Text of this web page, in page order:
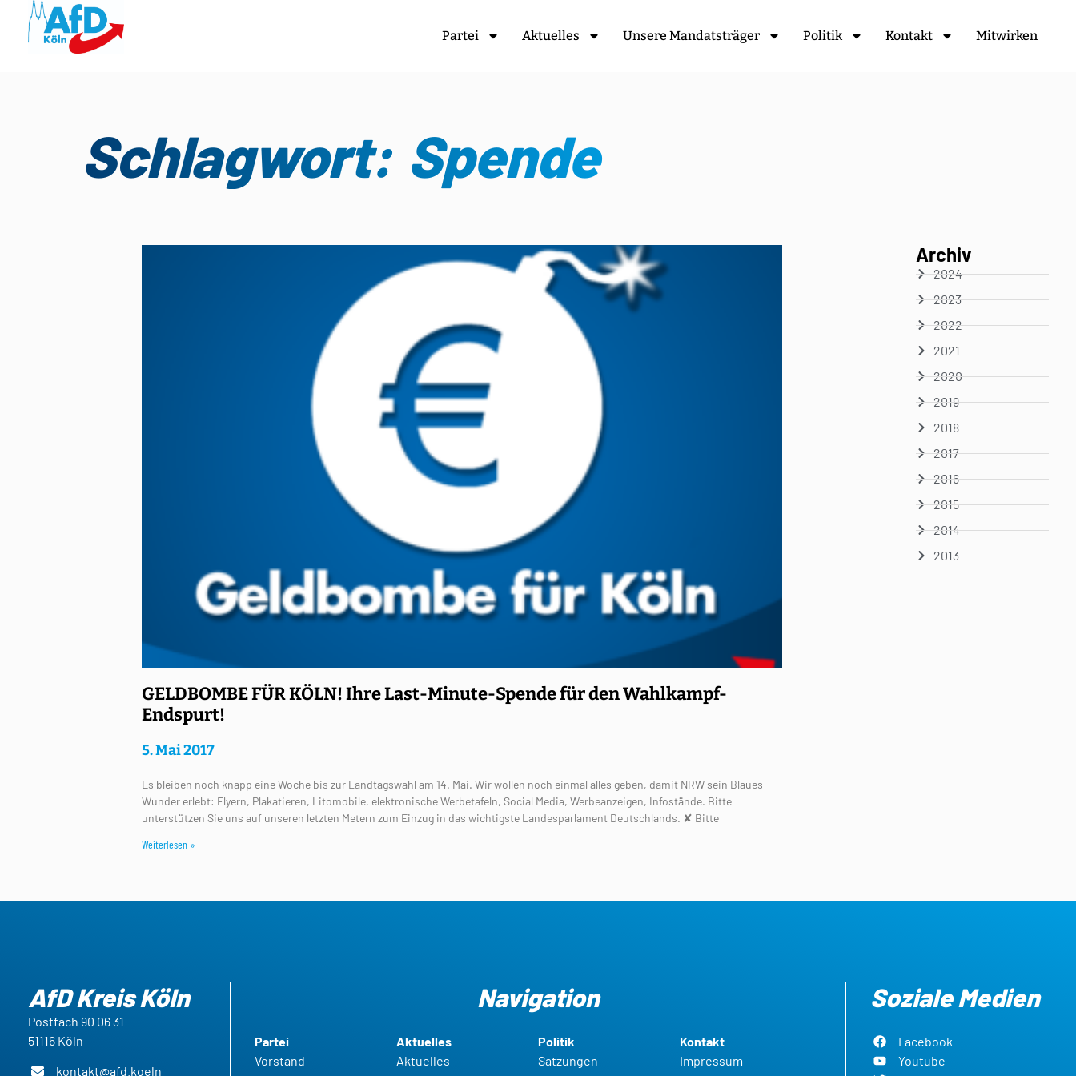
Partei Aktuelles Unsere Mandatsträger Politik Kontakt Mitwirken
Schlagwort: Spende
GELDBOMBE FÜR KÖLN! Ihre Last-Minute-Spende für den Wahlkampf-
Endspurt!
5. Mai 2017
Es bleiben noch knapp eine Woche bis zur Landtagswahl am 14. Mai. Wir wollen noch einmal alles geben, damit NRW sein Blaues
Wunder erlebt: Flyern, Plakatieren, Litomobile, elektronische Werbetafeln, Social Media, Werbeanzeigen, Infostände. Bitte
unterstützen Sie uns auf unseren letzten Metern zum Einzug in das wichtigste Landesparlament Deutschlands. ✘ Bitte
Weiterlesen »
Archiv
2024
2023
2022
2021
2020
2019
2018
2017
2016
2015
2014
2013
AfD Kreis Köln
Postfach 90 06 31
51116 Köln
kontakt@afd.koeln
Navigation
Partei
Vorstand
Aktuelles
Aktuelles
Politik
Satzungen
Kontakt
Impressum
Soziale Medien
Facebook
Youtube